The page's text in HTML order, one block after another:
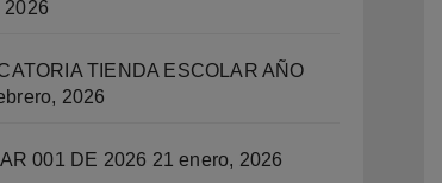
2026
TIENDA ESCOLAR AÑO
2026
001 DE 2026 21 enero, 2026